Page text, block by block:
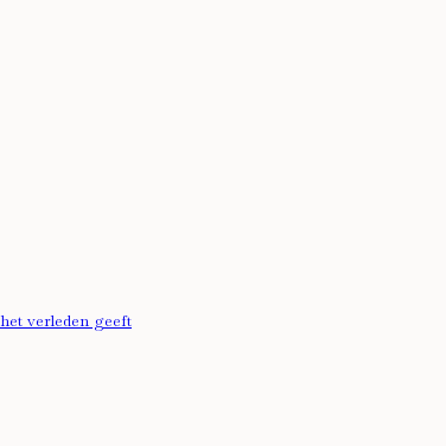
verleden geeft